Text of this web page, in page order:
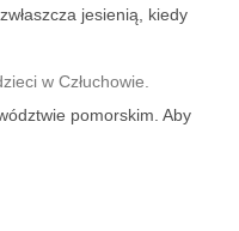
jesienią, kiedy
w Człuchowie.
pomorskim. Aby